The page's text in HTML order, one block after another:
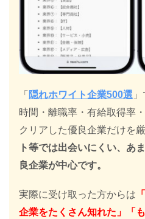
「 隠れホワイト企業500選
時間・離職率・有給取得率
クリアした優良企業だけを
ト等では出会いにくい、あ
良企業が中心です。
実際に受け取った方からは
企業をたくさん知れた」「